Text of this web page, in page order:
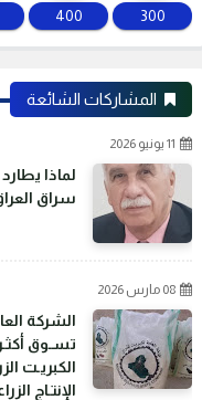
300
400
المشاركات الشائعة
11 يونيو 2026
لماذا
سراق العراق
08 مارس 2026
الشركة
الكبريـت
الإنتـاج